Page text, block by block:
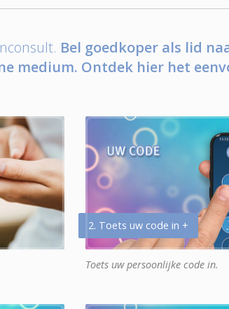
Bel goedkoper als lid
medium. Ontdek hier het
2. Toets uw code in +
Toets uw persoonlijke code in.